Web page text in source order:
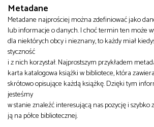
Metadane
Metadane najprościej można zdefiniować jako
lub informacje o danych. I choć termin ten może
dla niektórych obcy i nieznany, to każdy miał
styczność
i z nich korzystał. Najprostszym przykładem
karta katalogowa książki w bibliotece, która
skrótowo opisujące każdą książkę. Dzięki tym
jesteśmy
w stanie znaleźć interesującą nas pozycję i szybko
ją na półce bibliotecznej.